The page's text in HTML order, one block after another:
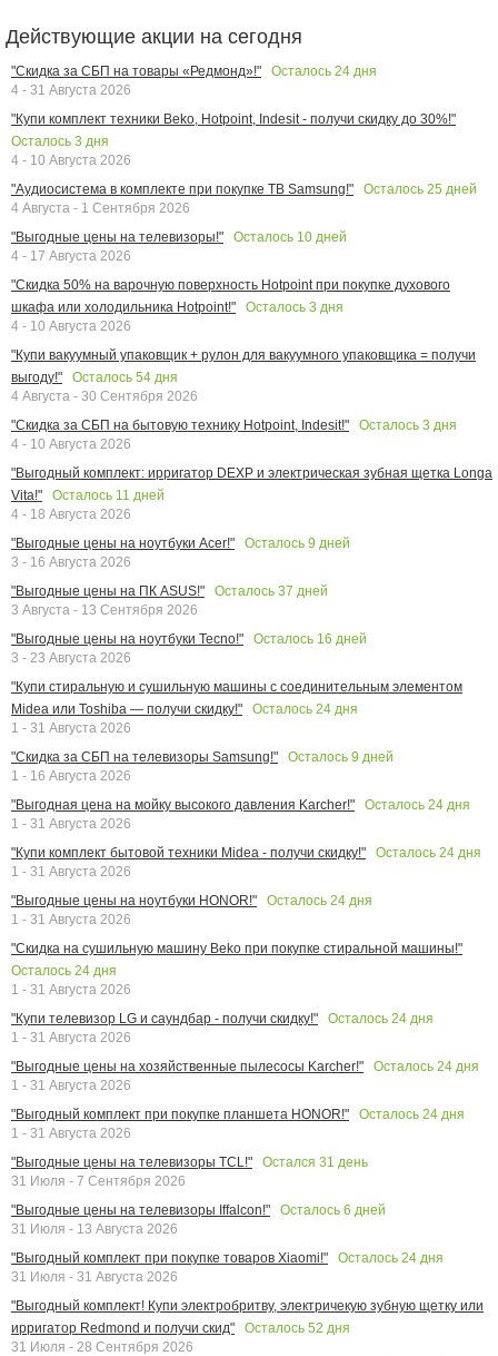
Действующие акции на сегодня
"Скидка за СБП на товары «Редмонд»!" Осталось 24 дня
4 - 31 Августа 2026
"Купи комплект техники Beko, Hotpoint, Indesit - получи скидку до 30%!"
Осталось 3 дня
4 - 10 Августа 2026
"Аудиосистема в комплекте при покупке ТВ Samsung!"
Осталось 25 дней
4 Августа - 1 Сентября 2026
"Выгодные цены на телевизоры!"
Осталось 10 дней
4 - 17 Августа 2026
"Скидка 50% на варочную поверхность Hotpoint при покупке духового
шкафа или холодильника Hotpoint!"
Осталось 3 дня
4 - 10 Августа 2026
"Купи вакуумный упаковщик + рулон для вакуумного упаковщика = получи
выгоду!"
Осталось 54 дня
4 Августа - 30 Сентября 2026
"Скидка за СБП на бытовую технику Hotpoint, Indesit!"
Осталось 3 дня
4 - 10 Августа 2026
"Выгодный комплект: ирригатор DEXP и электрическая зубная щетка Longa
Vita!"
Осталось 11 дней
4 - 18 Августа 2026
"Выгодные цены на ноутбуки Acer!"
Осталось 9 дней
3 - 16 Августа 2026
"Выгодные цены на ПК ASUS!"
Осталось 37 дней
3 Августа - 13 Сентября 2026
"Выгодные цены на ноутбуки Tecno!"
Осталось 16 дней
3 - 23 Августа 2026
"Купи стиральную и сушильную машины с соединительным элементом
Midea или Toshiba — получи скидку!"
Осталось 24 дня
1 - 31 Августа 2026
"Скидка за СБП на телевизоры Samsung!"
Осталось 9 дней
1 - 16 Августа 2026
"Выгодная цена на мойку высокого давления Karcher!"
Осталось 24 дня
1 - 31 Августа 2026
"Купи комплект бытовой техники Midea - получи скидку!"
Осталось 24 дня
1 - 31 Августа 2026
"Выгодные цены на ноутбуки HONOR!"
Осталось 24 дня
1 - 31 Августа 2026
"Скидка на сушильную машину Beko при покупке стиральной машины!"
Осталось 24 дня
1 - 31 Августа 2026
"Купи телевизор LG и саундбар - получи скидку!"
Осталось 24 дня
1 - 31 Августа 2026
"Выгодные цены на хозяйственные пылесосы Karcher!"
Осталось 24 дня
1 - 31 Августа 2026
"Выгодный комплект при покупке планшета HONOR!"
Осталось 24 дня
1 - 31 Августа 2026
"Выгодные цены на телевизоры TCL!"
Остался 31 день
31 Июля - 7 Сентября 2026
"Выгодные цены на телевизоры Iffalcon!"
Осталось 6 дней
31 Июля - 13 Августа 2026
"Выгодный комплект при покупке товаров Xiaomi!"
Осталось 24 дня
31 Июля - 31 Августа 2026
"Выгодный комплект! Купи электробритву, электричекую зубную щетку или
ирригатор Redmond и получи скид"
Осталось 52 дня
31 Июля - 28 Сентября 2026